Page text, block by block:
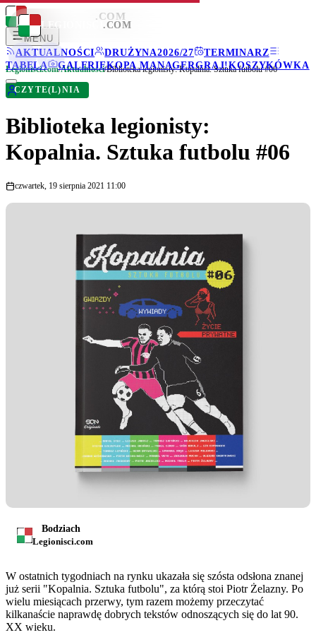
LEGIONISCI .COM
MENU
AKTUALNOŚCI
DRUŻYNA2026/27
TERMINARZ
TABELA
GALERIEKOPA MANAGERGRAJ!KOSZYKÓWKA
LEGIONISCI .COM
Legionisci.com/Aktualności/Biblioteka legionisty: Kopalnia. Sztuka futbolu #06
CZYTE(L)NIA
Biblioteka legionisty:
Kopalnia. Sztuka futbolu #06
czwartek, 19 sierpnia 2021 11:00
Bodziach
Legionisci.com
W ostatnich tygodniach na rynku ukazała się szósta odsłona znanej
już serii "Kopalnia. Sztuka futbolu", za którą stoi Piotr Żelazny. Po
wielu miesiącach przerwy, tym razem możemy przeczytać
kilkanaście naprawdę dobrych tekstów odnoszących się do lat 90.
XX wieku.